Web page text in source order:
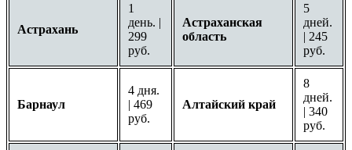
Астрахань
1
день. |
299
руб.
Астраханская
область
5
дней.
| 245
руб.
Барнаул
4 дня.
| 469
руб.
Алтайский край
8
дней.
| 340
руб.